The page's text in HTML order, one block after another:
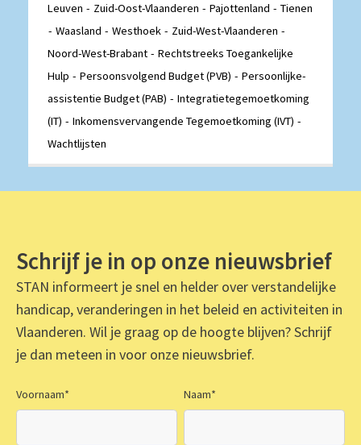
Leuven
Zuid-Oost-Vlaanderen Pajottenland
Tienen
Waasland
Westhoek
Zuid-West-Vlaanderen
Noord-West-Brabant
Rechtstreeks Toegankelijke
Hulp
Persoonsvolgend Budget (PVB)
Persoonlijke-
assistentie Budget (PAB)
Integratietegemoetkoming
(IT)
Inkomensvervangende Tegemoetkoming (IVT)
Wachtlijsten
Schrijf je in op onze nieuwsbrief
STAN informeert je snel en helder over verstandelijke
handicap, veranderingen in het beleid en activiteiten in
Vlaanderen. Wil je graag op de hoogte blijven? Schrijf
je dan meteen in voor onze nieuwsbrief.
Voornaam* Naam*